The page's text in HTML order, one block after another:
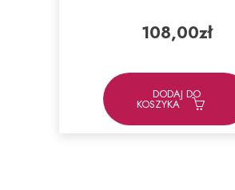
108,00zł
DODAJ DO
KOSZYKA